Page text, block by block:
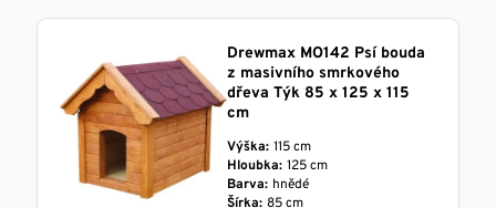
Drewmax MO142 Psí bouda
z masivního smrkového
dřeva Týk 85 x 125 x 115
cm
Výška: 115 cm
Hloubka: 125 cm
Barva: hnědé
Šírka: 85 cm